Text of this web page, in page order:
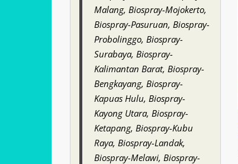
Malang, Biospray-Mojokerto,
Biospray-Pasuruan, Biospray-
Probolinggo, Biospray-
Surabaya, Biospray-
Kalimantan Barat, Biospray-
Bengkayang, Biospray-
Kapuas Hulu, Biospray-
Kayong Utara, Biospray-
Ketapang, Biospray-Kubu
Raya, Biospray-Landak,
Biospray-Melawi, Biospray-